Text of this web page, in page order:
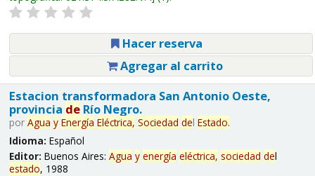
Hacer reserva
Agregar al carrito
Estacion transformadora San Antonio Oeste,
provincia deRío Negro.
por Agua y Energía Eléctrica, Sociedad del Estado.
Idioma: Español
Editor: Buenos Aires: Agua y energía eléctrica, sociedad del
estado, 1988